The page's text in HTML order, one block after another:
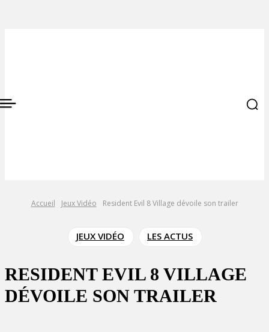
Accueil Jeux Vidéo Resident Evil 8 Village dévoile son trailer
JEUX VIDÉO LES ACTUS
RESIDENT EVIL 8 VILLAGE
DÉVOILE SON TRAILER